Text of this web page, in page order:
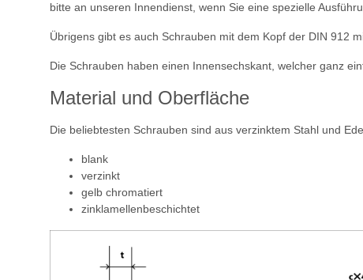
bitte an unseren Innendienst, wenn Sie eine spezielle
Übrigens gibt es auch Schrauben mit dem Kopf der DIN 912
Die Schrauben haben einen Innensechskant, welcher ganz
Material und Oberfläche
Die beliebtesten Schrauben sind aus verzinktem Stahl und
blank
verzinkt
gelb chromatiert
zinklamellenbeschichtet